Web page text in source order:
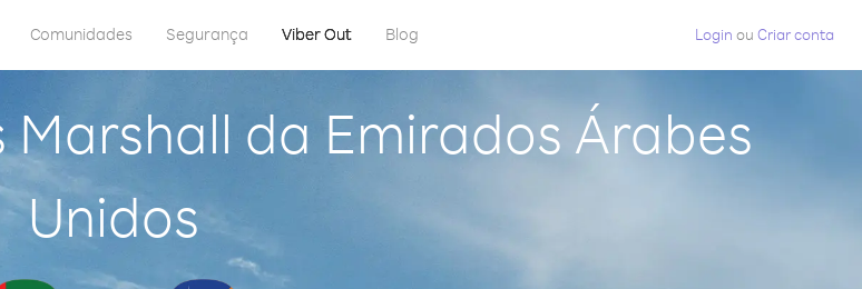
Comunidades Segurança Viber Out Blog Login ou Criar conta
da Emirados Árabes
Unidos